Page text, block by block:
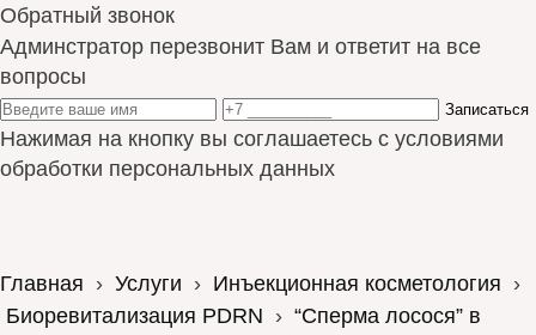
Обратный звонок
Админстратор перезвонит Вам и ответит на все
вопросы
Записаться
Нажимая на кнопку вы соглашаетесь с условиями
обработки персональных данных
Главная › Услуги › Инъекционная косметология ›
Биоревитализация PDRN › “Сперма лосося” в